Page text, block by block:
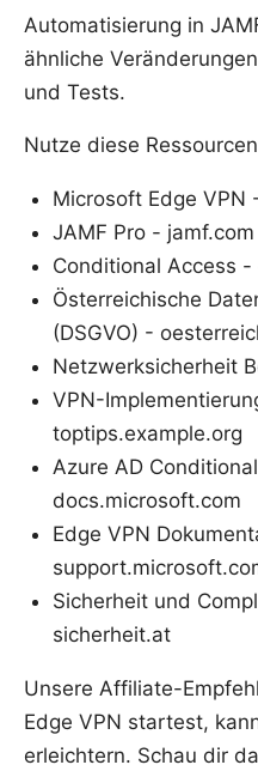
Automatisierung in
ähnliche
und Tests.
Nutze diese
Microsoft Edge VPN
JAMF Pro - jamf.com
Conditional Access
Österreichische
(DSGVO) -
Netzwerksicherheit
VPN-
toptips.example.org
Azure AD
docs.microsoft.com
Edge VPN
Sicherheit und
sicherheit.at
Unsere Affiliate-
Edge VPN startest,
erleichtern. Schau dir